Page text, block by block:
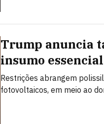
Trump anuncia
insumo
Restrições abrangem
fotovoltaicos, em meio ao